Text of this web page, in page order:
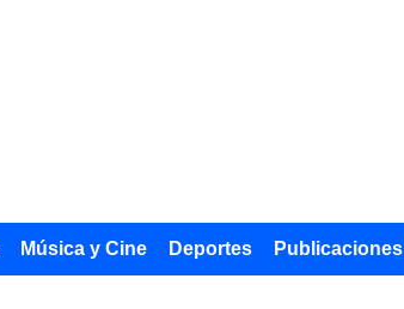
Música y Cine Deportes Publicaciones